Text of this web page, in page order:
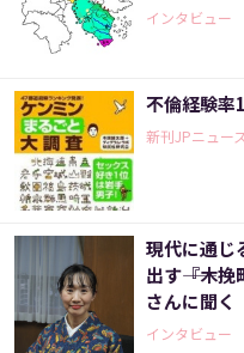
インタビュー
不倫経験率
新刊JPニュース
現代に通じ
出す――『木
さんに聞く
インタビュー